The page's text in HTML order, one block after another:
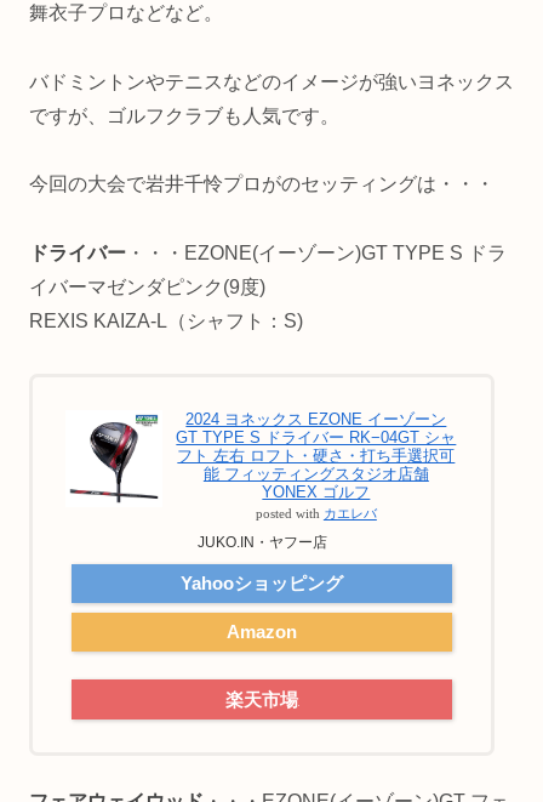
舞衣子プロなどなど。
バドミントンやテニスなどのイメージが強いヨネックス
ですが、ゴルフクラブも人気です。
今回の大会で岩井千怜プロがのセッティングは・・・
ドライバー ・・・EZONE(イーゾーン)GT TYPE S ドラ
イバーマゼンダピンク(9度)
REXIS KAIZA-L（シャフト：S)
2024 ヨネックス EZONE イーゾーン
GT TYPE S ドライバー RK−04GT シャ
フト 左右 ロフト・硬さ・打ち手選択可
能 フィッティングスタジオ店舗
YONEX ゴルフ
posted with カエレバ
JUKO.IN・ヤフー店
Yahooショッピング
Amazon
楽天市場